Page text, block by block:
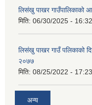
लिसंखु पाखर गाउँपालिकाको
मिति: 06/30/2025 - 16:32
लिसंखु पाखर गाउँ पलिकाको
२०७७
मिति: 08/25/2022 - 17:23
अन्य